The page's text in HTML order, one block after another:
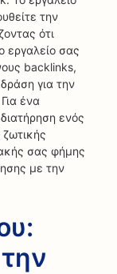
την
ότι
εργαλείο σας
backlinks,
για την
ένα
ενός
ζωτικής
σας φήμης
με την